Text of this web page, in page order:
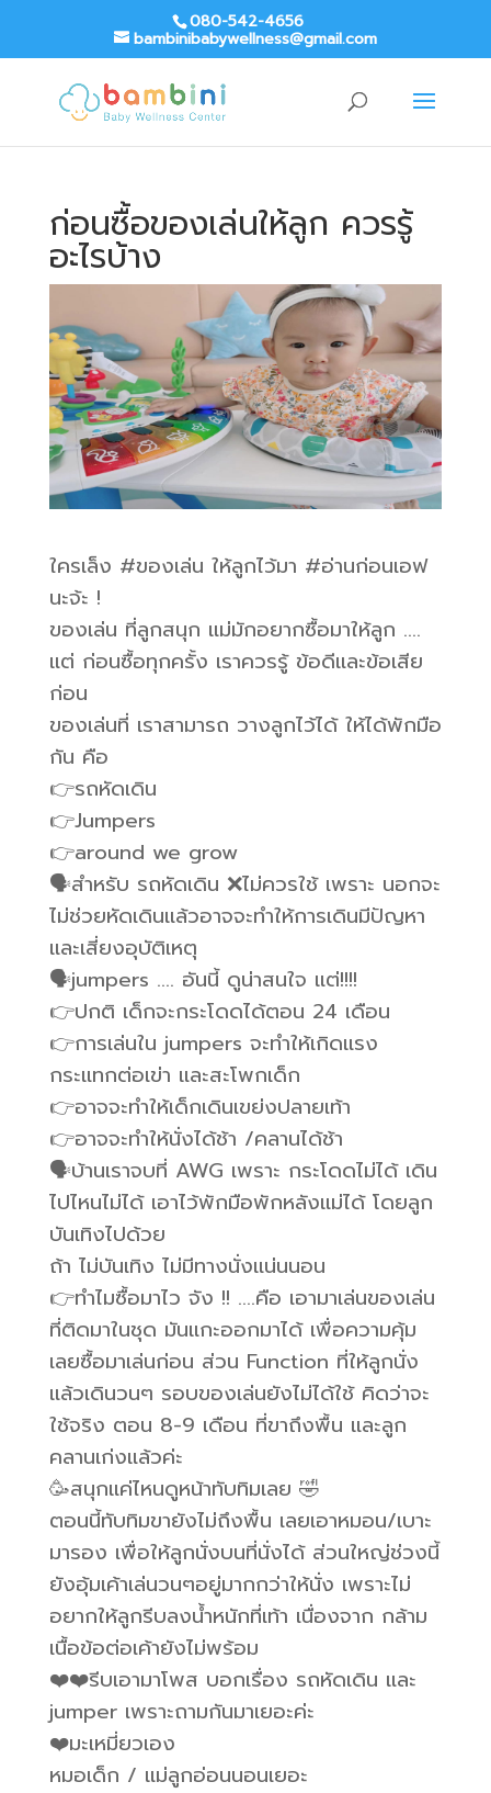
080-542-4656
bambinibabywellness@gmail.com
ก่อนซื้อของเล่นให้ลูก ควรรู้
อะไรบ้าง
ใครเล็ง #ของเล่น ให้ลูกไว้มา #อ่านก่อนเอฟ
นะจ้ะ !
ของเล่น ที่ลูกสนุก แม่มักอยากซื้อมาให้ลูก ….
แต่ ก่อนซื้อทุกครั้ง เราควรรู้ ข้อดีและข้อเสีย
ก่อน
ของเล่นที่ เราสามารถ วางลูกไว้ได้ ให้ได้พักมือ
กัน คือ
👉รถหัดเดิน
👉Jumpers
👉around we grow
🗣สำหรับ รถหัดเดิน ❌ไม่ควรใช้ เพราะ นอกจะ
ไม่ช่วยหัดเดินแล้วอาจจะทำให้การเดินมีปัญหา
และเสี่ยงอุบัติเหตุ
🗣jumpers …. อันนี้ ดูน่าสนใจ แต่!!!!
👉ปกติ เด็กจะกระโดดได้ตอน 24 เดือน
👉การเล่นใน jumpers จะทำให้เกิดแรง
กระแทกต่อเข่า และสะโพกเด็ก
👉อาจจะทำให้เด็กเดินเขย่งปลายเท้า
👉อาจจะทำให้นั่งได้ช้า /คลานได้ช้า
🗣บ้านเราจบที่ AWG เพราะ กระโดดไม่ได้ เดิน
ไปไหนไม่ได้ เอาไว้พักมือพักหลังแม่ได้ โดยลูก
บันเทิงไปด้วย
ถ้า ไม่บันเทิง ไม่มีทางนั่งแน่นนอน
👉ทำไมซื้อมาไว จัง !! ….คือ เอามาเล่นของเล่น
ที่ติดมาในชุด มันแกะออกมาได้ เพื่อความคุ้ม
เลยซื้อมาเล่นก่อน ส่วน Function ที่ให้ลูกนั่ง
แล้วเดินวนๆ รอบของเล่นยังไม่ได้ใช้ คิดว่าจะ
ใช้จริง ตอน 8-9 เดือน ที่ขาถึงพื้น และลูก
คลานเก่งแล้วค่ะ
🥳สนุกแค่ไหนดูหน้าทับทิมเลย 🤣
ตอนนี้ทับทิมขายังไม่ถึงพื้น เลยเอาหมอน/เบาะ
มารอง เพื่อให้ลูกนั่งบนที่นั่งได้ ส่วนใหญ่ช่วงนี้
ยังอุ้มเค้าเล่นวนๆอยู่มากกว่าให้นั่ง เพราะไม่
อยากให้ลูกรีบลงน้ำหนักที่เท้า เนื่องจาก กล้าม
เนื้อข้อต่อเค้ายังไม่พร้อม
❤️❤️รีบเอามาโพส บอกเรื่อง รถหัดเดิน และ
jumper เพราะถามกันมาเยอะค่ะ
❤️มะเหมี่ยวเอง
หมอเด็ก / แม่ลูกอ่อนนอนเยอะ